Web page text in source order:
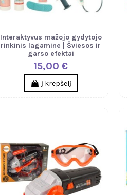
Interaktyvus mažojo gydytojo
rinkinis lagamine | Šviesos ir
garso efektai
15,00 €
Į krepšelį